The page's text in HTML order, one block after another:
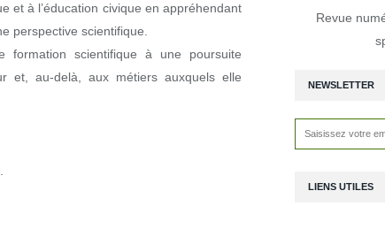
et à l’éducation civique en appréhendant
perspective scientifique.
formation scientifique à une poursuite
et, au-delà, aux métiers auxquels elle
NEWSLETTER
Revue
LIENS UTILES